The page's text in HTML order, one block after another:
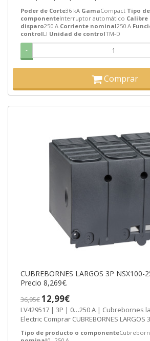
Poder de Corte36 kA GamaCompact Tipo
componenteInterruptor automático
disparo250 A Corriente nominal250 A
controlLI Unidad de controlTM-D
-
Comprar
CUBREBORNES LARGOS 3P NSX100-
Precio 8,269€.
36,95€12,99€
LV429517 | 3P | 0…250 A | Cubrebornes largo | Schneider
Electric Comprar CUBREBORNES LARGOS
Tipo de producto o componente